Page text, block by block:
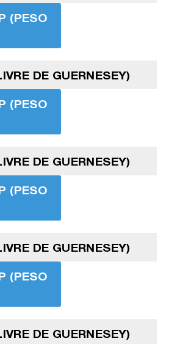
(PESO
DE GUERNESEY)
(PESO
DE GUERNESEY)
(PESO
DE GUERNESEY)
(PESO
DE GUERNESEY)